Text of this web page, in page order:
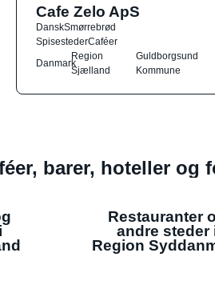
Cafe Zelo ApS
DanskSmørrebrød
SpisestederCaféer
Danmark
Region
Sjælland
Guldborgsund
Kommune
barer, hoteller og
Restauranter
andre steder
Region